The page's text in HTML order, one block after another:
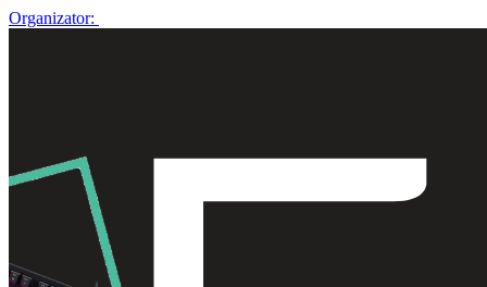
Organizator: